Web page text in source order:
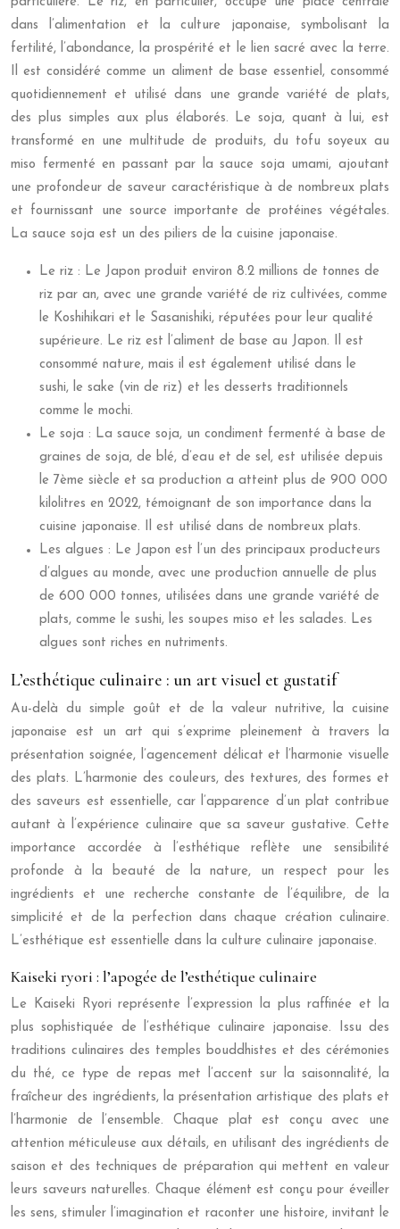
dans l’alimentation et la culture japonaise, symbolisant la
fertilité, l’abondance, la prospérité et le lien sacré avec la terre.
Il est considéré comme un aliment de base essentiel, consommé
quotidiennement et utilisé dans une grande variété de plats,
des plus simples aux plus élaborés. Le soja, quant à lui, est
transformé en une multitude de produits, du tofu soyeux au
miso fermenté en passant par la sauce soja umami, ajoutant
une profondeur de saveur caractéristique à de nombreux plats
et fournissant une source importante de protéines végétales.
La sauce soja est un des piliers de la cuisine japonaise.
Le riz : Le Japon produit environ 8.2 millions de tonnes de
riz par an, avec une grande variété de riz cultivées, comme
le Koshihikari et le Sasanishiki, réputées pour leur qualité
supérieure. Le riz est l’aliment de base au Japon. Il est
consommé nature, mais il est également utilisé dans le
sushi, le sake (vin de riz) et les desserts traditionnels
comme le mochi.
Le soja : La sauce soja, un condiment fermenté à base de
graines de soja, de blé, d’eau et de sel, est utilisée depuis
le 7ème siècle et sa production a atteint plus de 900 000
kilolitres en 2022, témoignant de son importance dans la
cuisine japonaise. Il est utilisé dans de nombreux plats.
Les algues : Le Japon est l’un des principaux producteurs
d’algues au monde, avec une production annuelle de plus
de 600 000 tonnes, utilisées dans une grande variété de
plats, comme le sushi, les soupes miso et les salades. Les
algues sont riches en nutriments.
L’esthétique culinaire : un art visuel et gustatif
Au-delà du simple goût et de la valeur nutritive, la cuisine
japonaise est un art qui s’exprime pleinement à travers la
présentation soignée, l’agencement délicat et l’harmonie visuelle
des plats. L’harmonie des couleurs, des textures, des formes et
des saveurs est essentielle, car l’apparence d’un plat contribue
autant à l’expérience culinaire que sa saveur gustative. Cette
importance accordée à l’esthétique reflète une sensibilité
profonde à la beauté de la nature, un respect pour les
ingrédients et une recherche constante de l’équilibre, de la
simplicité et de la perfection dans chaque création culinaire.
L’esthétique est essentielle dans la culture culinaire japonaise.
Kaiseki ryori : l’apogée de l’esthétique culinaire
Le Kaiseki Ryori représente l’expression la plus raffinée et la
plus sophistiquée de l’esthétique culinaire japonaise. Issu des
traditions culinaires des temples bouddhistes et des cérémonies
du thé, ce type de repas met l’accent sur la saisonnalité, la
fraîcheur des ingrédients, la présentation artistique des plats et
l’harmonie de l’ensemble. Chaque plat est conçu avec une
attention méticuleuse aux détails, en utilisant des ingrédients de
saison et des techniques de préparation qui mettent en valeur
leurs saveurs naturelles. Chaque élément est conçu pour éveiller
les sens, stimuler l’imagination et raconter une histoire, invitant le